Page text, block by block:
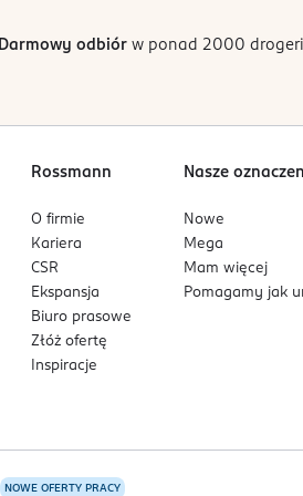
0
Darmowy odbiórw ponad 2000
Rossmann
O firmie
Kariera
CSR
Ekspansja
Biuro prasowe
Złóż ofertę
Inspiracje
Nasze
Nowe
Mega
Mam więcej
Pomagamy jak
NOWE OFERTY PRACY